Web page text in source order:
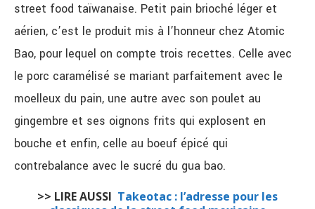
street food taïwanaise. Petit pain brioché léger et
aérien, c’est le produit mis à l’honneur chez Atomic
Bao, pour lequel on compte trois recettes. Celle avec
le porc caramélisé se mariant parfaitement avec le
moelleux du pain, une autre avec son poulet au
gingembre et ses oignons frits qui explosent en
bouche et enfin, celle au boeuf épicé qui
contrebalance avec le sucré du gua bao.
>> LIRE AUSSI Takeotac : l’adresse pour les